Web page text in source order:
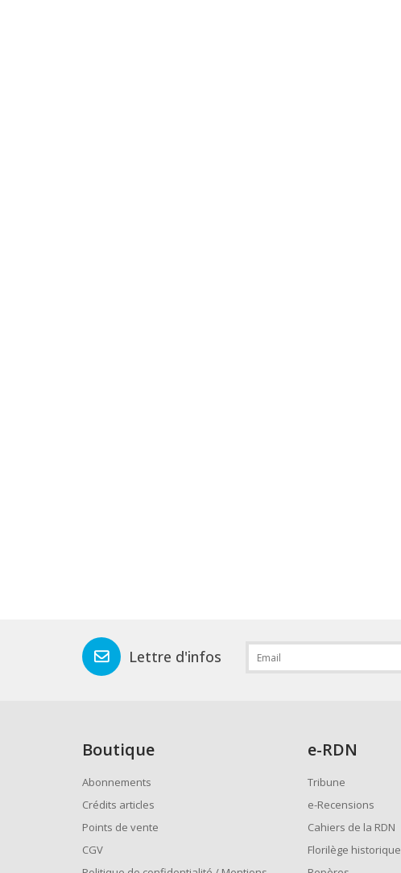
Lettre d'infos
Boutique
Abonnements
Crédits articles
Points de vente
CGV
e-RDN
Tribune
e-Recensions
Cahiers de la RDN
Florilège historique